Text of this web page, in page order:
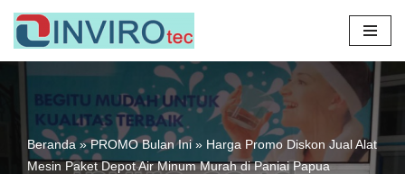
Lompat
konten
Beranda»PROMO Bulan Ini» Harga Promo Diskon Jual Alat
Mesin Paket Depot Air Minum Murah di Paniai Papua